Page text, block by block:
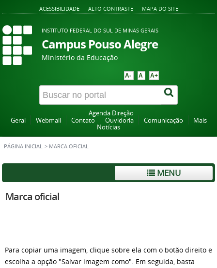
ACESSIBILIDADE ALTO CONTRASTE MAPA DO SITE
INSTITUTO FEDERAL DO SUL DE MINAS GERAIS
Campus Pouso Alegre
Ministério da Educação
A- A A+
Agenda Direção
Geral
Webmail Contato Ouvidoria Comunicação
Mais
Notícias
PÁGINA INICIAL > MARCA OFICIAL
MENU
Marca oficial
Para copiar uma imagem, clique sobre ela com o botão direito e
escolha a opção "Salvar imagem como". Em seguida, basta